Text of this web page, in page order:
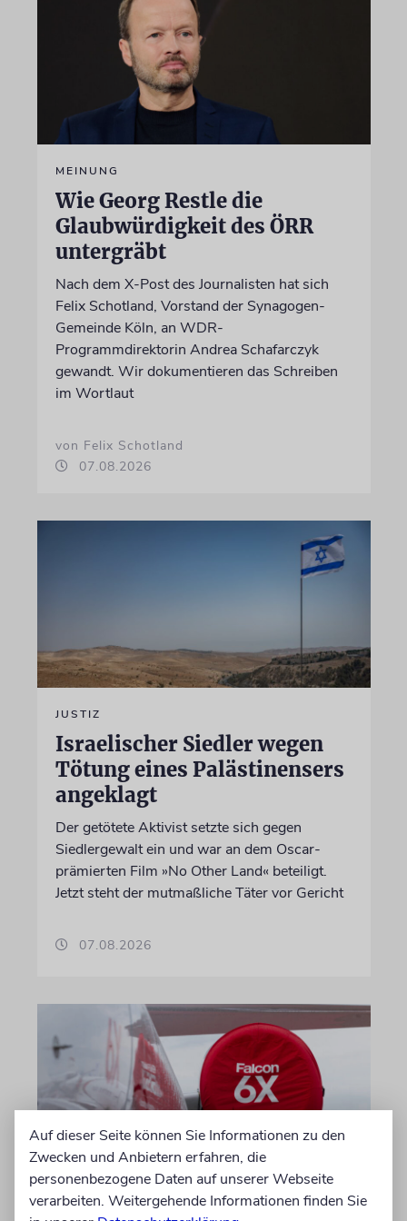
MEINUNG
Wie Georg Restle die
Glaubwürdigkeit des ÖRR
untergräbt
Nach dem X-Post des Journalisten hat sich
Felix Schotland, Vorstand der Synagogen-
Gemeinde Köln, an WDR-
Programmdirektorin Andrea Schafarczyk
gewandt. Wir dokumentieren das Schreiben
im Wortlaut
von Felix Schotland
07.08.2026
JUSTIZ
Israelischer Siedler wegen
Tötung eines Palästinensers
angeklagt
Der getötete Aktivist setzte sich gegen
Siedlergewalt ein und war an dem Oscar-
prämierten Film »No Other Land« beteiligt.
Jetzt steht der mutmaßliche Täter vor Gericht
07.08.2026
DUBLIN
Auf dieser Seite können Sie Informationen zu den
Zwecken und Anbietern erfahren, die
personenbezogene Daten auf unserer Webseite
verarbeiten. Weitergehende Informationen finden Sie